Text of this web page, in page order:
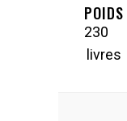
230
livres